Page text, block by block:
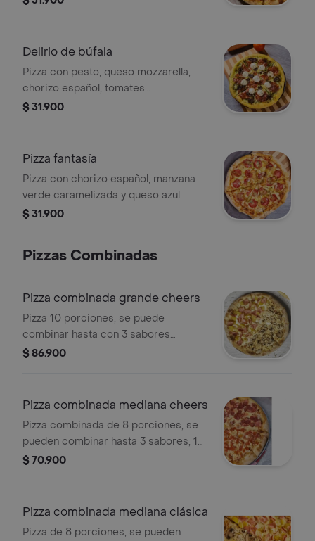
Delirio de búfala
Pizza con pesto, queso mozzarella,
chorizo español, tomates
deshidratados, queso de búfala y
$ 31.900
Pizza fantasía
Pizza con chorizo español, manzana
verde caramelizada y queso azul.
$ 31.900
Pizzas Combinadas
Pizza combinada grande cheers
Pizza 10 porciones, se puede
combinar hasta con 3 sabores
distintos.
$ 86.900
Pizza combinada mediana cheers
Pizza combinada de 8 porciones, se
pueden combinar hasta 3 sabores, 1
mitad de un sabor y los otros 2
$ 70.900
Pizza combinada mediana clásica
Pizza de 8 porciones, se pueden